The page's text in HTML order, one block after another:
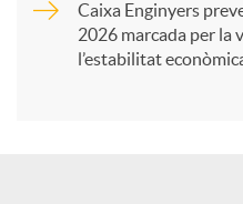
Caixa Enginyers
2026 marcada per
l’estabilitat